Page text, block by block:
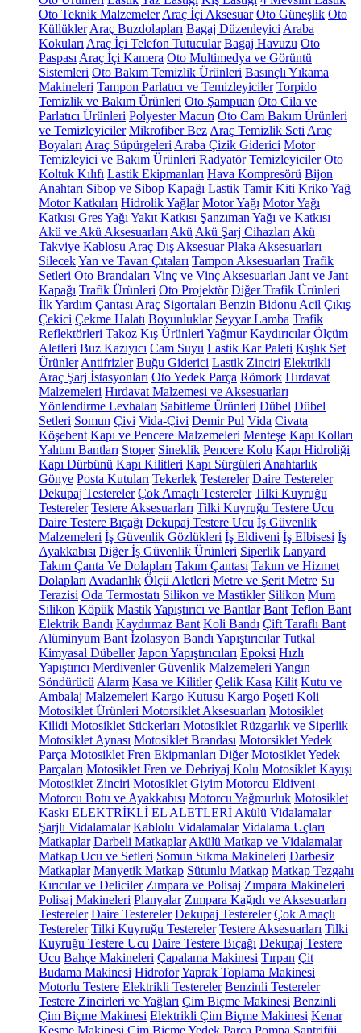
Oto Teknik Malzemeler Araç İçi Aksesuar Oto Güneşlik Oto
Küllükler Araç Buzdolapları Bagaj Düzenleyici Araba
Kokuları Araç İçi Telefon Tutucular Bagaj Havuzu Oto
Paspası Araç İçi Kamera Oto Multimedya ve Görüntü
Sistemleri Oto Bakım Temizlik Ürünleri Basınçlı Yıkama
Makineleri Tampon Parlatıcı ve Temizleyiciler Torpido
Temizlik ve Bakım Ürünleri Oto Şampuan Oto Cila ve
Parlatıcı Ürünleri Polyester Macun Oto Cam Bakım Ürünleri
ve Temizleyiciler Mikrofiber Bez Araç Temizlik Seti Araç
Boyaları Araç Süpürgeleri Araba Çizik Giderici Motor
Temizleyici ve Bakım Ürünleri Radyatör Temizleyiciler Oto
Koltuk Kılıfı Lastik Ekipmanları Hava Kompresörü Bijon
Anahtarı Sibop ve Sibop Kapağı Lastik Tamir Kiti KrikoYağ
Motor Katkıları Hidrolik Yağlar Motor Yağı Motor Yağı
Katkısı Gres Yağı Yakıt Katkısı Şanzıman Yağı ve Katkısı
Akü ve Akü Aksesuarları Akü Akü Şarj Cihazları Akü
Takviye Kablosu Araç Dış Aksesuar Plaka Aksesuarları
SilecekYan ve Tavan Çıtaları Tampon Aksesuarları Trafik
Setleri Oto Brandaları Vinç ve Vinç Aksesuarları Jant ve Jant
Kapağı Trafik Ürünleri Oto Projektör Diğer Trafik Ürünleri
İlk Yardım Çantası Araç Sigortaları Benzin Bidonu Acil Çıkış
Çekici Çekme Halatı Boyunluklar Seyyar Lamba Trafik
Reflektörleri Takoz Kış Ürünleri Yağmur Kaydırıcılar Ölçüm
Aletleri Buz Kazıyıcı Cam Suyu Lastik Kar Paleti Kışlık Set
Ürünler Antifrizler Buğu Giderici Lastik Zinciri Elektrikli
Araç Şarj İstasyonları Oto Yedek Parça Römork Hırdavat
Malzemeleri Hırdavat Malzemesi ve Aksesuarları
Yönlendirme Levhaları Sabitleme Ürünleri Dübel Dübel
Setleri Somun Çivi Vida-Çivi Demir Pul Vida Civata
Köşebent Kapı ve Pencere Malzemeleri Menteşe Kapı Kolları
Yalıtım Bantları Stoper Sineklik Pencere Kolu Kapı Hidroliği
Kapı Dürbünü Kapı Kilitleri Kapı Sürgüleri Anahtarlık
Gönye Posta Kutuları Tekerlek Testereler Daire Testereler
Dekupaj Testereler Çok Amaçlı Testereler Tilki Kuyruğu
Testereler Testere Aksesuarları Tilki Kuyruğu Testere Ucu
Daire Testere Bıçağı Dekupaj Testere Ucu İş Güvenlik
Malzemeleri İş Güvenlik Gözlükleri İş Eldiveni İş Elbisesi İş
Ayakkabısı Diğer İş Güvenlik Ürünleri Siperlik Lanyard
Takım Çanta Ve Dolapları Takım Çantası Takım ve Hizmet
Dolapları Avadanlık Ölçü Aletleri Metre ve Şerit Metre Su
Terazisi Oda Termostatı Silikon ve Mastikler Silikon Mum
Silikon Köpük MastikYapıştırıcı ve Bantlar Bant Teflon Bant
Elektrik Bandı Kaydırmaz Bant Koli Bandı Çift Taraflı Bant
Alüminyum Bant İzolasyon Bandı Yapıştırıcılar Tutkal
Kimyasal Dübeller Japon Yapıştırıcıları Epoksi Hızlı
Yapıştırıcı Merdivenler Güvenlik Malzemeleri Yangın
Söndürücü Alarm Kasa ve Kilitler Çelik Kasa Kilit Kutu ve
Ambalaj Malzemeleri Kargo Kutusu Kargo Poşeti Koli
Motosiklet Ürünleri Motorsiklet Aksesuarları Motosiklet
Kilidi Motosiklet Stickerları Motosiklet Rüzgarlık ve Siperlik
Motosiklet Aynası Motosiklet Brandası Motorsiklet Yedek
Parça Motosiklet Fren Ekipmanları Diğer Motosiklet Yedek
Parçaları Motosiklet Fren ve Debriyaj Kolu Motosiklet Kayışı
Motosiklet Zinciri Motosiklet Giyim Motorcu Eldiveni
Motorcu Botu ve Ayakkabısı Motorcu Yağmurluk Motosiklet
Kaskı ELEKTRİKLİ EL ALETLERİ Akülü Vidalamalar
Şarjlı Vidalamalar Kablolu Vidalamalar Vidalama Uçları
Matkaplar Darbeli Matkaplar Akülü Matkap ve Vidalamalar
Matkap Ucu ve Setleri Somun Sıkma Makineleri Darbesiz
Matkaplar Manyetik Matkap Sütunlu Matkap Matkap Tezgahı
Kırıcılar ve Deliciler Zımpara ve Polisaj Zımpara Makineleri
Polisaj Makineleri Planyalar Zımpara Kağıdı ve Aksesuarları
Testereler Daire Testereler Dekupaj Testereler Çok Amaçlı
Testereler Tilki Kuyruğu Testereler Testere Aksesuarları Tilki
Kuyruğu Testere Ucu Daire Testere Bıçağı Dekupaj Testere
Ucu Bahçe Makineleri Çapalama Makinesi Tırpan Çit
Budama Makinesi HidroforYaprak Toplama Makinesi
Motorlu Testere Elektrikli Testereler Benzinli Testereler
Testere Zincirleri ve Yağları Çim Biçme Makinesi Benzinli
Çim Biçme Makinesi Elektrikli Çim Biçme Makinesi Kenar
Kesme Makinesi Çim Biçme Yedek Parça Pompa Santrifüj